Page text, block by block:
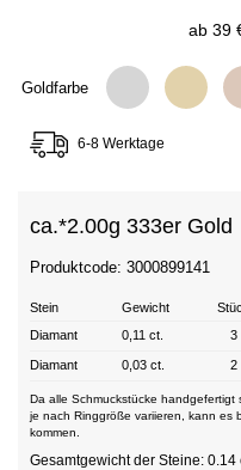
ab 39
Goldfarbe
6-8 Werktage
ca.*2.00g 333er Gold
Produktcode: 3000899141
Stein Gewicht
Diamant
0,11 ct. 3
Diamant 0,03 ct. 2
Da alle Schmuckstücke
je nach Ringgröße variieren, kann es
kommen.
Gesamtgewicht der Steine: 0.14